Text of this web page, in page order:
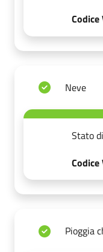
Codice
Neve
Stato
Codice
Pioggia